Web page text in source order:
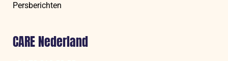
Persberichten
CARE Nederland